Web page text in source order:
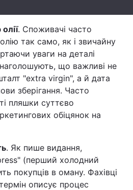
. Споживачі часто
так само, як і звичайну
уваги на деталі
що важливі не
"extra virgin", а й дата
зберігання. Часто
пляшки суттєво
обіцянок на
. Як пише видання,
(перший холодний
покупців в оману. Фахівці
описує процес